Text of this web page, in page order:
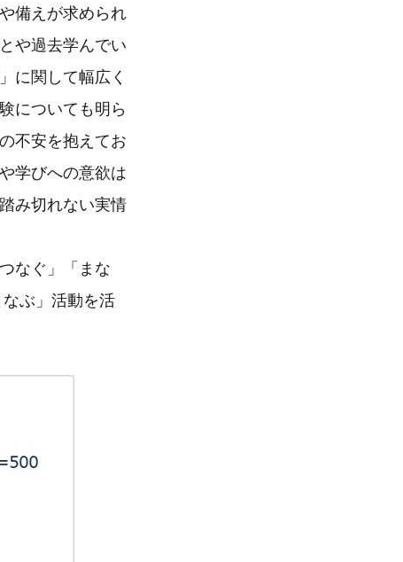
備えが求められ
や過去学んでい
に関して幅広く
についても明ら
不安を抱えてお
学びへの意欲は
み切れない実情
なぐ」「まな
ぶ」活動を活